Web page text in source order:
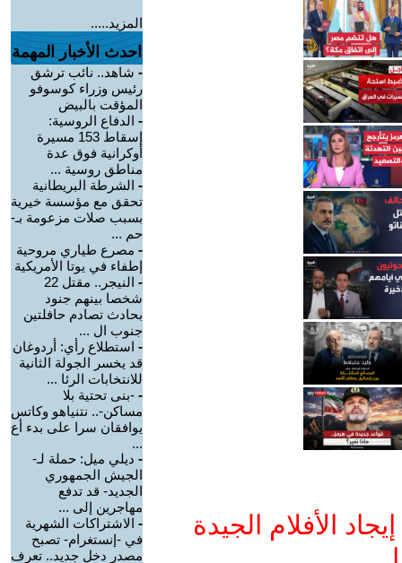
الأفلام الجيدة
المزيد.....
احدث الأخبار المهمة
- شاهد.. نائب ترشق
رئيس وزراء كوسوفو
المؤقت بالبيض
- الدفاع الروسية:
إسقاط 153 مسيرة
أوكرانية فوق عدة
مناطق روسية ...
- الشرطة البريطانية
تحقق مع مؤسسة خيرية
بسبب صلات مزعومة بـ-
حم ...
- مصرع طياري مروحية
إطفاء في يوتا الأمريكية
-
النيجر.. مقتل 22
شخصا بينهم جنود
بحادث تصادم حافلتين
جنوب ال ...
- استطلاع رأي: أردوغان
قد يخسر الجولة الثانية
للانتخابات الرئا ...
- -بنى تحتية بلا
مساكن-.. نتنياهو وكاتس
يوافقان سرا على بدء أع
...
- ديلي ميل: حملة لـ-
الجيش الجمهوري
الجديد- قد تدفع
مهاجرين إلى ...
- الاشتراكات الشهرية
في -إنستغرام- تصبح
مصدر دخل جديد.. تعرف